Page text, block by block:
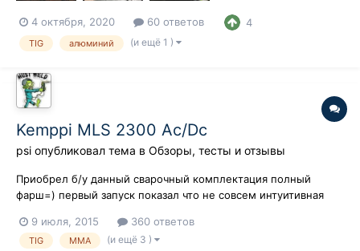
4 октября, 2020 60 ответов 4
TIG алюминий (и ещё 1 )
Kemppi MLS 2300 Ac/Dc
psi опубликовал тема в Обзоры, тесты и отзывы
Приобрел б/у данный сварочный комплектация полный
фарш=) первый запуск показал что не совсем интуитивная
примерно как Miller или как Linkoln, не EWM. зона очистки
прям гиганская=) .... дальнейший отзыв напишу чуть позже,
9 июля, 2015 360 ответов
TIG MMA (и ещё 3 )